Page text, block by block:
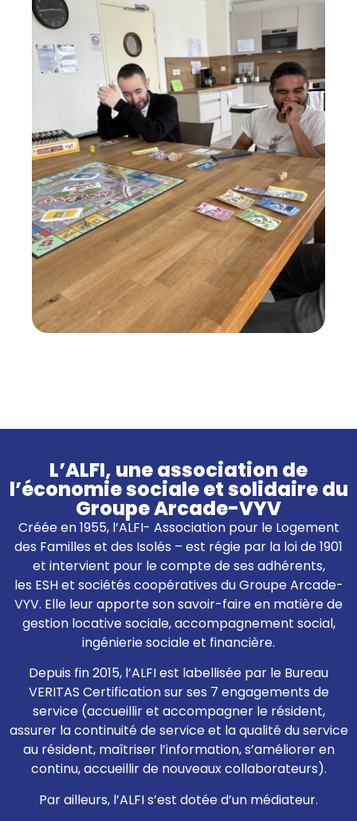
L’ALFI, une association de
l’économie sociale et solidaire du
Groupe Arcade-VYV
Créée en 1955, l’ALFI- Association pour le Logement
des Familles et des Isolés – est régie par la loi de 1901
et intervient pour le compte de ses adhérents,
les ESH et sociétés coopératives du Groupe Arcade-
VYV. Elle leur apporte son savoir-faire en matière de
gestion locative sociale, accompagnement social,
ingénierie sociale et financière.
Depuis fin 2015, l’ALFI est labellisée par le Bureau
VERITAS Certification sur ses 7 engagements de
service (accueillir et accompagner le résident,
assurer la continuité de service et la qualité du service
au résident, maîtriser l’information, s’améliorer en
continu, accueillir de nouveaux collaborateurs).
Par ailleurs, l’ALFI s’est dotée d’un médiateur.